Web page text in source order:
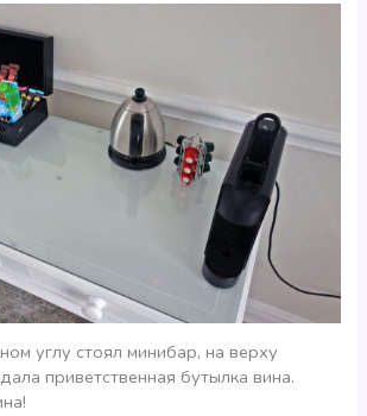
углу стоял минибар, на верху
приветственная бутылка вина.